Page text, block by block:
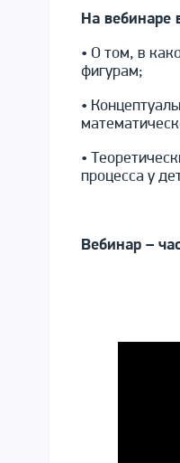
На вебинаре
• О том, в
фигурам;
•
•
процесса у
Вебинар –